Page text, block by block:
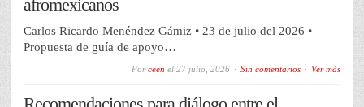
afromexicanos
Carlos Ricardo Menéndez Gámiz • 23 de julio del 2026 •
Propuesta de guía de apoyo…
Porceen el 27 julio, 2026 Sin comentarios Ver más